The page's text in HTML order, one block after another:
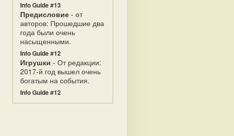
Info Guide #13
Предисловие - от
авторов: Прошедшие два
года были очень
насыщенными.
Info Guide #12
Игрушки - От редакции:
2017-й год вышел очень
богатым на события.
Info Guide #12